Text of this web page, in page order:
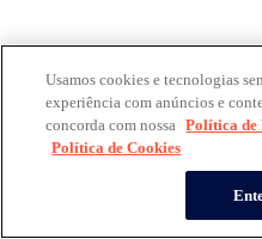
Usamos cookies e tecnologias
experiência com anúncios e
concorda com nossa Política de
Política de Cookies